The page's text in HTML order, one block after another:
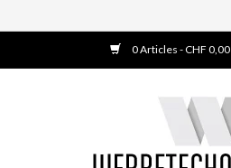
0 Articles - CHF 0,00